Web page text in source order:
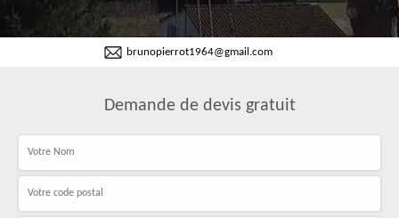
brunopierrot1964@gmail.com
Demande de devis gratuit